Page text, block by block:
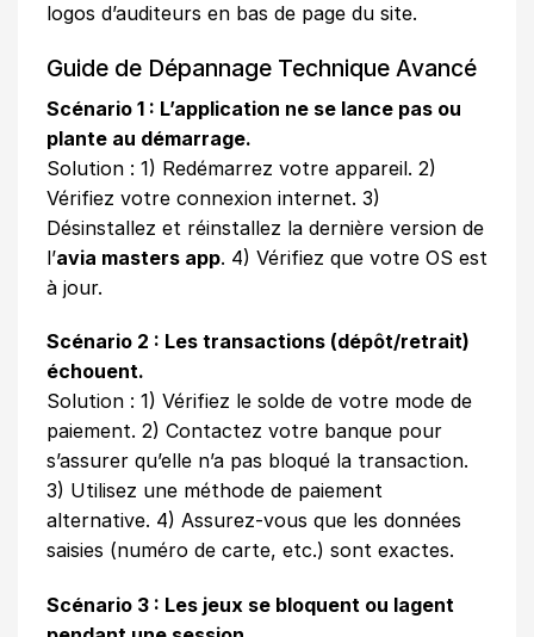
logos d’auditeurs en bas de page du site.
Guide de Dépannage Technique Avancé
Scénario 1 : L’application ne se lance pas ou
plante au démarrage.
Solution : 1) Redémarrez votre appareil. 2)
Vérifiez votre connexion internet. 3)
Désinstallez et réinstallez la dernière version de
l’avia masters app. 4) Vérifiez que votre OS est
à jour.
Scénario 2 : Les transactions (dépôt/retrait)
échouent.
Solution : 1) Vérifiez le solde de votre mode de
paiement. 2) Contactez votre banque pour
s’assurer qu’elle n’a pas bloqué la transaction.
3) Utilisez une méthode de paiement
alternative. 4) Assurez-vous que les données
saisies (numéro de carte, etc.) sont exactes.
Scénario 3 : Les jeux se bloquent ou lagent